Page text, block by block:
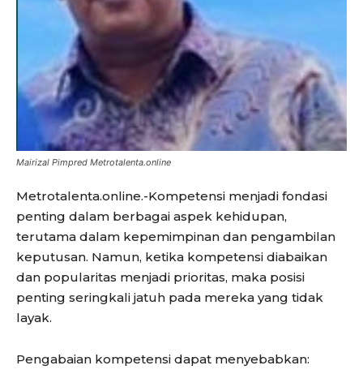
Mairizal Pimpred Metrotalenta.online
Metrotalenta.online.-Kompetensi menjadi fondasi
penting dalam berbagai aspek kehidupan,
terutama dalam kepemimpinan dan pengambilan
keputusan. Namun, ketika kompetensi diabaikan
dan popularitas menjadi prioritas, maka posisi
penting seringkali jatuh pada mereka yang tidak
layak.
Pengabaian kompetensi dapat menyebabkan: